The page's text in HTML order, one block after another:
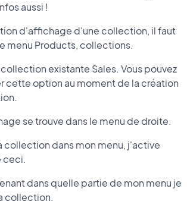
aussi !
d'affichage d'une collection, il faut
menu Products, collections.
collection existante Sales. Vous pouvez
cette option au moment de la création
se trouve dans le menu de droite.
collection dans mon menu, j'active
ceci.
dans quelle partie de mon menu je
collection.